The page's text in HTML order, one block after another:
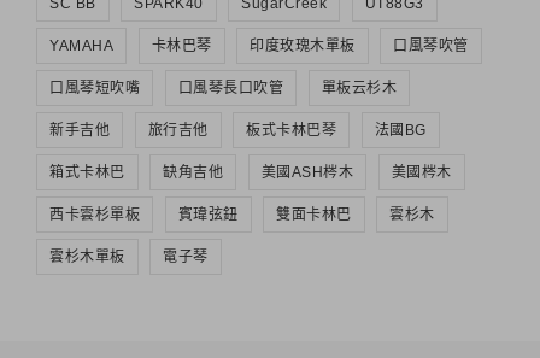
SC BB SPARK40 SugarCreek UT88G3
YAMAHA 卡林巴琴 印度玫瑰木單板 口風琴吹管
口風琴短吹嘴 口風琴長口吹管 單板云杉木
新手吉他 旅行吉他 板式卡林巴琴 法國BG
箱式卡林巴 缺角吉他 美國ASH梣木 美國梣木
西卡雲杉單板 賓瑋弦鈕 雙面卡林巴 雲杉木
雲杉木單板 電子琴